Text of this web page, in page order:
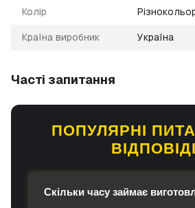
Колір
Країна виробник Україна
Часті запитання
ПОПУЛЯРНІ
ВІДПОВІДІ
Скільки часу займає